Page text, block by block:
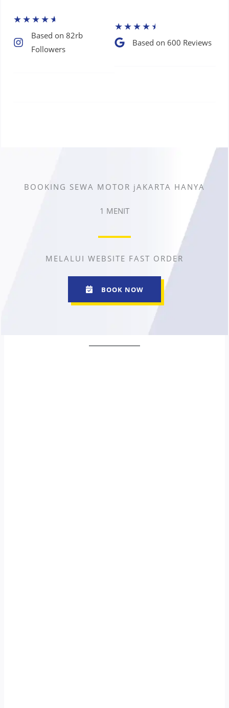
★★★★★
Based on 82rb
Followers​
★★★★★
Based on 600 Reviews​
BOOKING SEWA MOTOR jAKARTA HANYA
1 MENIT
MELALUI WEBSITE FAST ORDER
BOOK NOW